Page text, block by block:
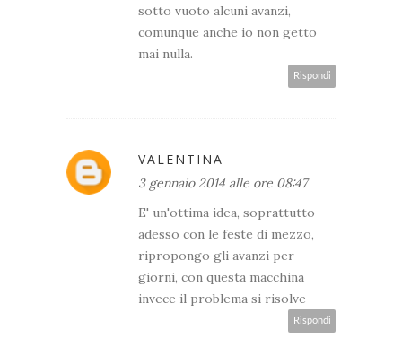
sotto vuoto alcuni avanzi,
comunque anche io non getto
mai nulla.
Rispondi
VALENTINA
3 gennaio 2014 alle ore 08:47
E' un'ottima idea, soprattutto
adesso con le feste di mezzo,
ripropongo gli avanzi per
giorni, con questa macchina
invece il problema si risolve
Rispondi